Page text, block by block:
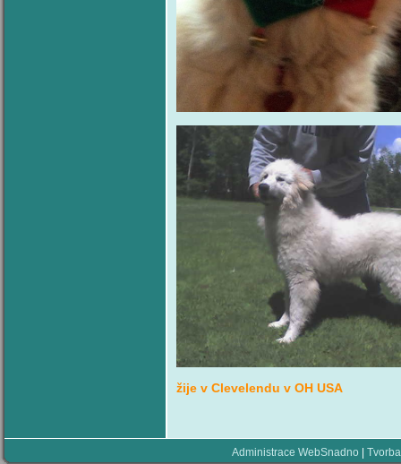
žije v Clevelendu v OH USA
Administrace WebSnadno |